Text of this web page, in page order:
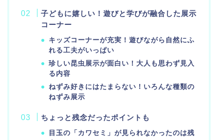
子どもに嬉しい！遊びと学びが融合した展示
コーナー
キッズコーナーが充実！遊びながら自然にふ
れる工夫がいっぱい
珍しい昆虫展示が面白い！大人も思わず見入
る内容
ねずみ好きにはたまらない！いろんな種類の
ねずみ展示
ちょっと残念だったポイントも
目玉の「カワセミ」が見られなかったのは残